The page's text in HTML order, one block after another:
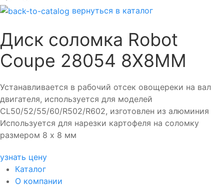
вернуться в каталог
Диск соломка Robot
Coupe 28054 8Х8ММ
Устанавливается в рабочий отсек овощереки на вал
двигателя, используется для моделей
CL50/52/55/60/R502/R602, изготовлен из алюминия
Используется для нарезки картофеля на соломку
размером 8 х 8 мм
узнать цену
Каталог
О компании